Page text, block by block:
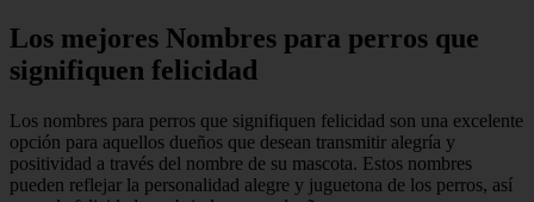
Los mejores Nombres para perros que
signifiquen felicidad
Los nombres para perros que signifiquen felicidad son una excelente
opción para aquellos dueños que desean transmitir alegría y
positividad a través del nombre de su mascota. Estos nombres
pueden reflejar la personalidad alegre y juguetona de los perros, así